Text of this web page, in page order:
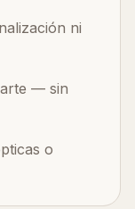
ni
— sin
o